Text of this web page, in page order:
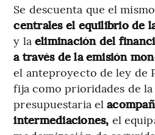
Se descuenta que el
centrales el equilibrio de
y la eliminación del
a través de la emisión
el anteproyecto de ley de
fija como prioridades de
presupuestaria el
intermediaciones, el